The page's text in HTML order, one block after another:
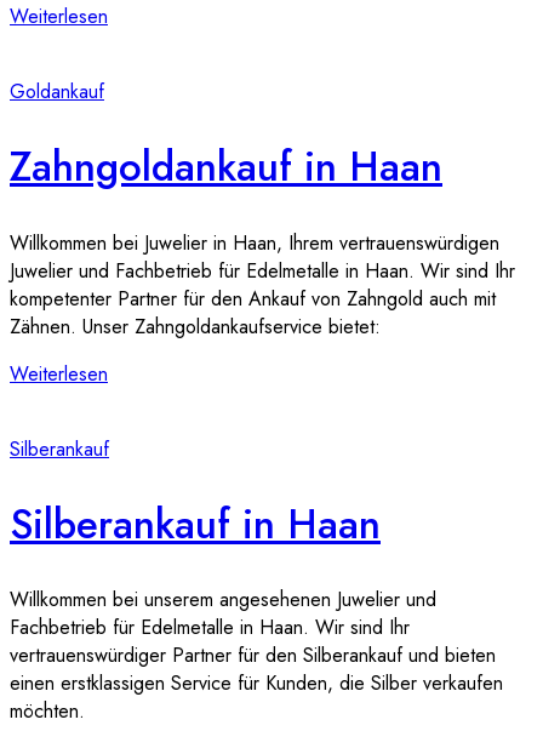
Weiterlesen
Goldankauf
Zahngoldankauf in Haan
Willkommen bei Juwelier in Haan, Ihrem vertrauenswürdigen
Juwelier und Fachbetrieb für Edelmetalle in Haan. Wir sind Ihr
kompetenter Partner für den Ankauf von Zahngold auch mit
Zähnen. Unser Zahngoldankaufservice bietet:
Weiterlesen
Silberankauf
Silberankauf in Haan
Willkommen bei unserem angesehenen Juwelier und
Fachbetrieb für Edelmetalle in Haan. Wir sind Ihr
vertrauenswürdiger Partner für den Silberankauf und bieten
einen erstklassigen Service für Kunden, die Silber verkaufen
möchten.